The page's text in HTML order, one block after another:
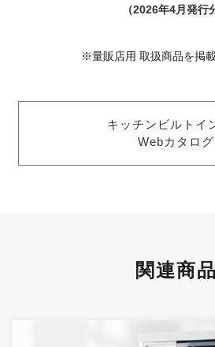
（2026年4月発行
※量販店用 取扱商品を掲
キッチンビルトイ
Webカタログ
関連商品